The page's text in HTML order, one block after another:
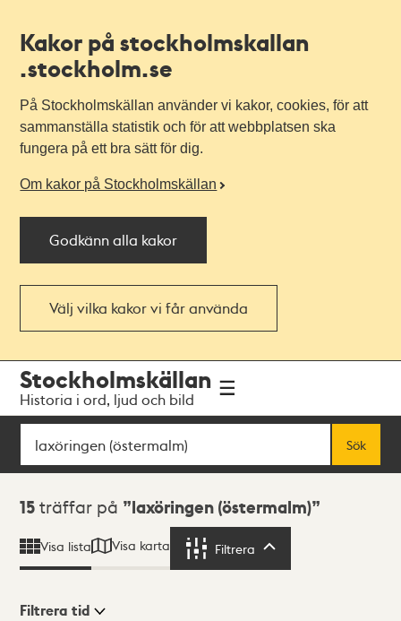
Kakor på stockholmskallan
.stockholm.se
På Stockholmskällan använder vi kakor, cookies, för att
sammanställa statistik och för att webbplatsen ska
fungera på ett bra sätt för dig.
Om kakor på Stockholmskällan
Godkänn alla kakor
Välj vilka kakor vi får använda
navigationen
huvudinnehållet
Stockholmskällan
Historia i ord, ljud och bild
Sök
Sök
Sökresultat
15 träffar på laxöringen (östermalm)
Visa lista Visa karta Filtrera
Filtrera tid